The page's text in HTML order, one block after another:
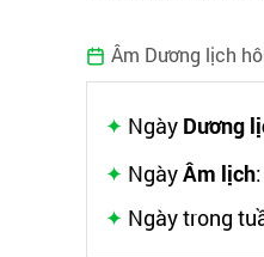
Âm Dương lịch
Ngày Dương
NgàyÂm lịch:
Ngày trong